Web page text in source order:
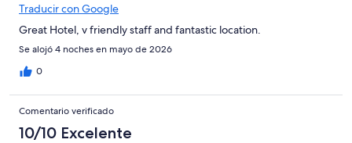
Traducir con Google
Great Hotel, v friendly staff and fantastic location.
Se alojó 4 noches en mayo de 2026
0
Comentario verificado
10/10 Excelente